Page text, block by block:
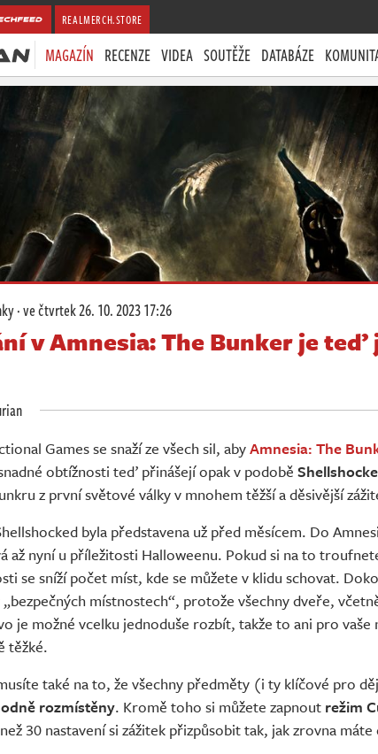
REALMERCH.STORE
MAGAZÍN RECENZE VIDEA SOUTĚŽE DATABÁZE
·ve čtvrtek26. 10. 2023 17:26
v Amnesia: The Bunker je teď
Games se snaží ze všech sil, abyAmnesia: The
obtížnosti teď přinášejí opak v podobě
z první světové války v mnohem těžší a děsivější
byla představena už před měsícem. Do
až nyní u příležitosti Halloweenu. Pokud si na to
se sníží počet míst, kde se můžete v klidu schovat.
„bezpečných místnostech“, protože všechny dveře,
je možné vcelku jednoduše rozbít, takže to ani pro vaše
těžké.
také na to, že všechny předměty (i ty klíčové pro
rozmístěny. Kromě toho si můžete zapnout režim
30 nastavení si zážitek přizpůsobit tak, jak zrovna